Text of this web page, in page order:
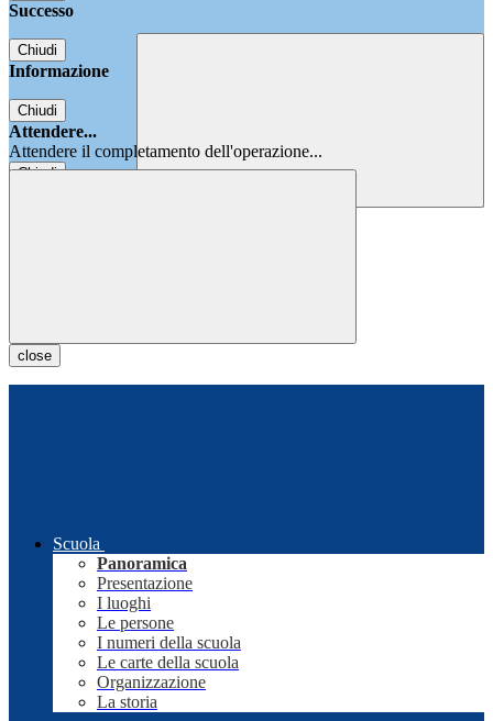
Successo
Chiudi
Informazione
Chiudi
Attendere...
Attendere il completamento dell'operazione...
Chiudi
close
Scuola
Panoramica
Presentazione
I luoghi
Le persone
I numeri della scuola
Le carte della scuola
Organizzazione
La storia